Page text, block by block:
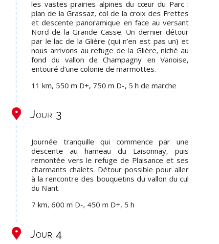
les vastes prairies alpines du cœur du Parc :
plan de la Grassaz, col de la croix des Frettes
et descente panoramique en face au versant
Nord de la Grande Casse. Un dernier détour
par le lac de la Glière (qui n’en est pas un) et
nous arrivons au refuge de la Glière, niché au
fond du vallon de Champagny en Vanoise,
entouré d’une colonie de marmottes.
11 km, 550 m D+, 750 m D-, 5 h de marche
Jour 3
Journée tranquille qui commence par une
descente au hameau du Laisonnay, puis
remontée vers le refuge de Plaisance et ses
charmants chalets. Détour possible pour aller
à la rencontre des bouquetins du vallon du cul
du Nant.
7 km, 600 m D-, 450 m D+, 5 h
Jour 4